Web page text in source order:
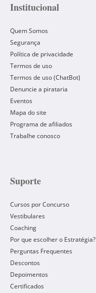
Institucional
Quem Somos
Segurança
Política de privacidade
Termos de uso
Termos de uso (ChatBot)
Denuncie a pirataria
Eventos
Mapa do site
Programa de afiliados
Trabalhe conosco
Suporte
Cursos por Concurso
Vestibulares
Coaching
Por que escolher o Estratégia?
Perguntas Frequentes
Descontos
Depoimentos
Certificados